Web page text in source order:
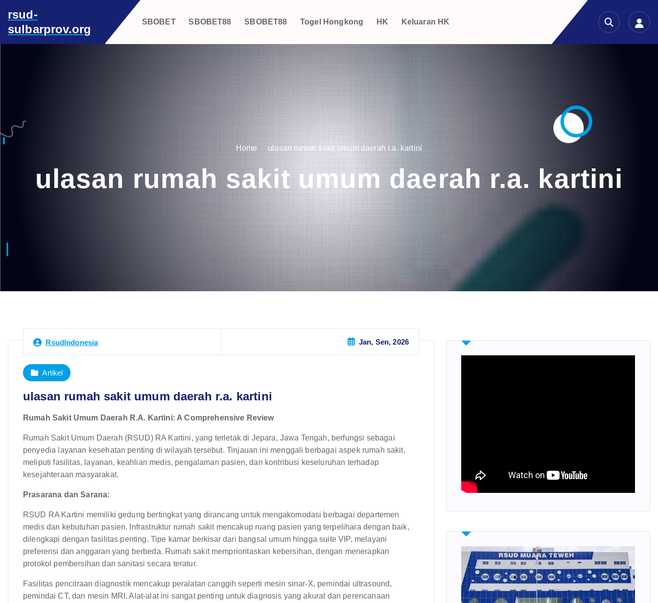
p
n
rsud-
sulbarprov.org
SBOBET SBOBET88 SBOBET88 Togel Hongkong HK Keluaran HK
Home ulasan rumah sakit umum daerah r.a. kartini
ulasan rumah sakit umum daerah r.a. kartini
RsudIndonesia Jan, Sen, 2026
Artikel
ulasan rumah sakit umum daerah r.a. kartini
Rumah Sakit Umum Daerah R.A. Kartini: A Comprehensive Review
Rumah Sakit Umum Daerah (RSUD) RA Kartini, yang terletak di Jepara, Jawa Tengah, berfungsi sebagai
penyedia layanan kesehatan penting di wilayah tersebut. Tinjauan ini menggali berbagai aspek rumah sakit,
meliputi fasilitas, layanan, keahlian medis, pengalaman pasien, dan kontribusi keseluruhan terhadap
kesejahteraan masyarakat.
Prasarana dan Sarana:
RSUD RA Kartini memiliki gedung bertingkat yang dirancang untuk mengakomodasi berbagai departemen
medis dan kebutuhan pasien. Infrastruktur rumah sakit mencakup ruang pasien yang terpelihara dengan baik,
dilengkapi dengan fasilitas penting. Tipe kamar berkisar dari bangsal umum hingga suite VIP, melayani
preferensi dan anggaran yang berbeda. Rumah sakit memprioritaskan kebersihan, dengan menerapkan
protokol pembersihan dan sanitasi secara teratur.
Fasilitas pencitraan diagnostik mencakup peralatan canggih seperti mesin sinar-X, pemindai ultrasound,
pemindai CT, dan mesin MRI. Alat-alat ini sangat penting untuk diagnosis yang akurat dan perencanaan